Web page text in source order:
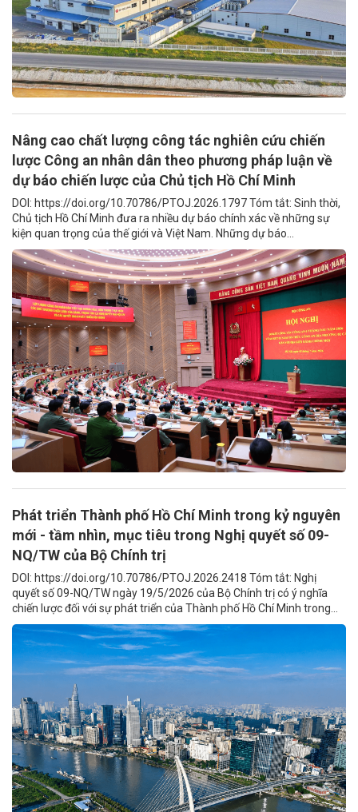
Nâng cao chất lượng công tác nghiên cứu chiến
lược Công an nhân dân theo phương pháp luận về
dự báo chiến lược của Chủ tịch Hồ Chí Minh
DOI: https://doi.org/10.70786/PTOJ.2026.1797 Tóm tắt: Sinh thời,
Chủ tịch Hồ Chí Minh đưa ra nhiều dự báo chính xác về những sự
kiện quan trọng của thế giới và Việt Nam. Những dự báo...
Phát triển Thành phố Hồ Chí Minh trong kỷ nguyên
mới - tầm nhìn, mục tiêu trong Nghị quyết số 09-
NQ/TW của Bộ Chính trị
DOI: https://doi.org/10.70786/PTOJ.2026.2418 Tóm tắt: Nghị
quyết số 09-NQ/TW ngày 19/5/2026 của Bộ Chính trị có ý nghĩa
chiến lược đối với sự phát triển của Thành phố Hồ Chí Minh trong...